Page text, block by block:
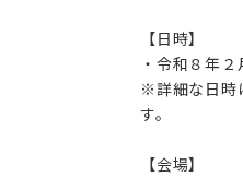
【日時】
・令和８年
※詳細な日時
す。
【会場】